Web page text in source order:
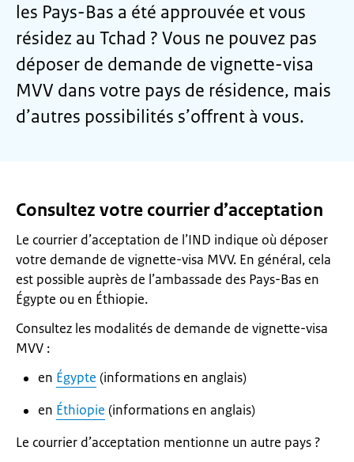
les Pays-Bas a été approuvée et vous
résidez au Tchad ? Vous ne pouvez pas
déposer de demande de vignette-visa
MVV dans votre pays de résidence, mais
d’autres possibilités s’offrent à vous.
Consultez votre courrier d’acceptation
Le courrier d’acceptation de l’IND indique où déposer
votre demande de vignette-visa MVV. En général, cela
est possible auprès de l’ambassade des Pays-Bas en
Égypte ou en Éthiopie.
Consultez les modalités de demande de vignette-visa
MVV :
en Égypte (informations en anglais)
en Éthiopie (informations en anglais)
Le courrier d’acceptation mentionne un autre pays ?